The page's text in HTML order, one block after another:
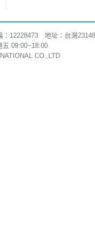
12228473 地址：台灣
五 09:00~18:00
CO.,LTD